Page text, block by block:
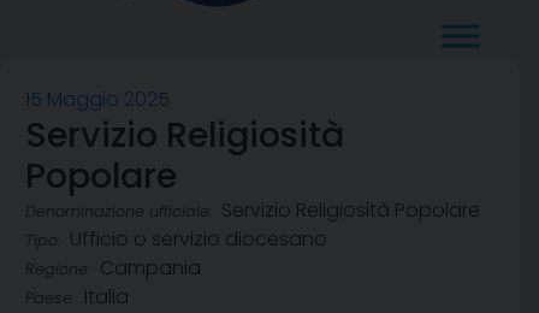
15 Maggio 2025
Servizio Religiosità
Popolare
Denominazione ufficiale: Servizio Religiosità Popolare
Tipo: Ufficio o servizio diocesano
Regione: Campania
Paese: Italia